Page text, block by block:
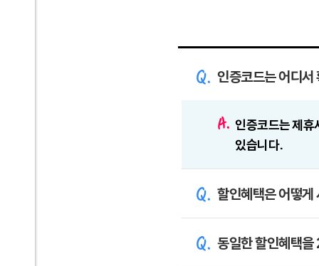
인증코드는 어디서
인증코드는 제휴
있습니다.
할인혜택은 어떻
동일한 할인혜택을